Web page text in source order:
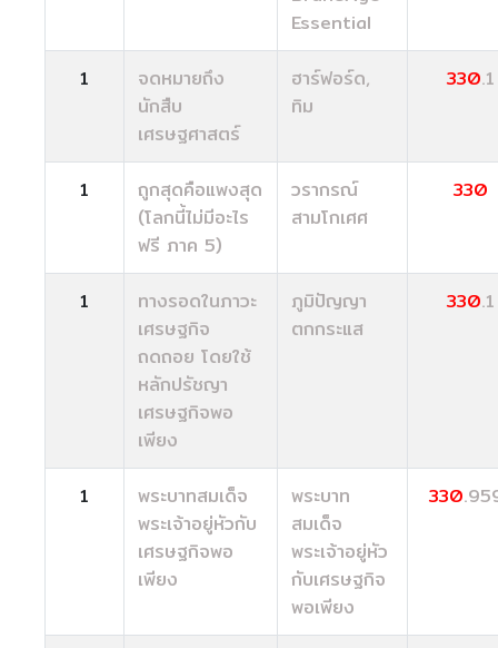
Essential
1
จดหมายถึง
นักสืบ
เศรษฐศาสตร์
ฮาร์ฟอร์ด,
ทิม
330.1
1
ถูกสุดคือแพงสุด
(โลกนี้ไม่มีอะไร
ฟรี ภาค 5)
วรากรณ์
สามโกเศศ
330
1
ทางรอดในภาวะ
เศรษฐกิจ
ถดถอย โดยใช้
หลักปรัชญา
เศรษฐกิจพอ
เพียง
ภูมิปัญญา
ตกกระแส
330.1
1
พระบาทสมเด็จ
พระเจ้าอยู่หัวกับ
เศรษฐกิจพอ
เพียง
พระบาท
สมเด็จ
พระเจ้าอยู่หัว
กับเศรษฐกิจ
พอเพียง
330